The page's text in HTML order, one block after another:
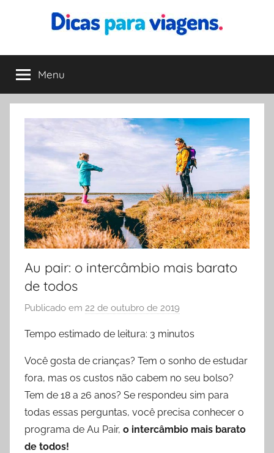
conteúdo
Dicas
para
Viagens
melhor
dica
para
Menu
Au pair: o intercâmbio mais barato
de todos
Publicado em 22 de outubro de 2019
r
c
y
Tempo estimado de leitura: 3 minutos
Você gosta de crianças? Tem o sonho de estudar
fora, mas os custos não cabem no seu bolso?
Tem de 18 a 26 anos? Se respondeu sim para
todas essas perguntas, você precisa conhecer o
programa de Au Pair, o intercâmbio mais barato
de todos!